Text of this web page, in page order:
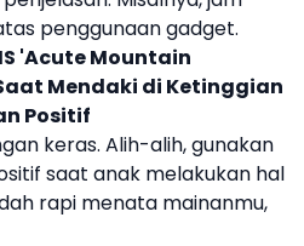
penggunaan gadget.
'Acute Mountain
Mendaki di Ketinggian
Positif
keras. Alih-alih, gunakan
saat anak melakukan hal
rapi menata mainanmu,